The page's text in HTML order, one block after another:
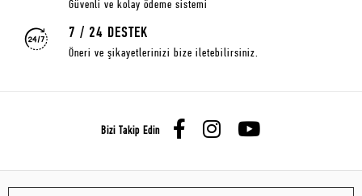
Güvenli ve kolay ödeme sistemi
7 / 24 DESTEK
Öneri ve şikayetlerinizi bize iletebilirsiniz.
Bizi Takip Edin